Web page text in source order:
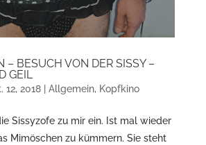
– BESUCH VON DER SISSY –
GEIL
12, 2018| Allgemein, Kopfkino
Sissyzofe zu mir ein. Ist mal wieder
Mimöschen zu kümmern. Sie steht